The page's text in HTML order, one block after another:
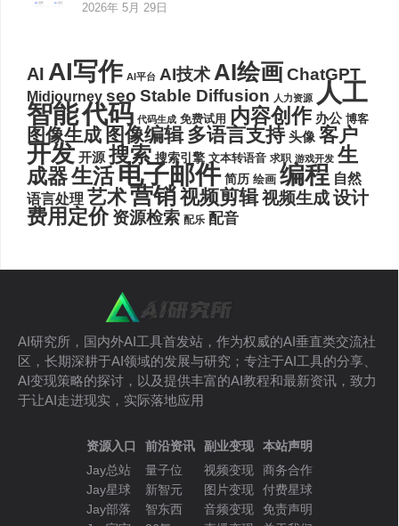
2026年 5月 29日
AI AI写作 AI平台 AI技术AI绘画ChatGPT
Midjourney seo Stable Diffusion 人力资源 人工
智能代码 代码生成 免费试用 内容创作 办公 博客
图像生成 图像编辑 多语言支持 头像 客户
开发 开源 搜索 搜索引擎 文本转语音 求职 游戏开发 生
成器生活电子邮件 简历 绘画 编程 自然
语言处理 艺术营销视频剪辑视频生成设计
费用定价 资源检索 配乐 配音
AI研究所，国内外AI工具首发站，作为权威的AI垂直类交流社
区，长期深耕于AI领域的发展与研究；专注于AI工具的分享、
AI变现策略的探讨，以及提供丰富的AI教程和最新资讯，致力
于让AI走进现实，实际落地应用
资源入口
Jay总站
Jay星球
Jay部落
前沿资讯
量子位
新智元
智东西
副业变现
视频变现
图片变现
音频变现
本站声明
商务合作
付费星球
免责声明